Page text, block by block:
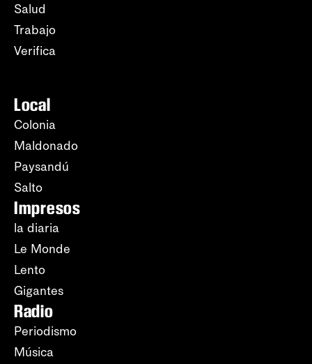
Salud
Trabajo
Verifica
Local
Colonia
Maldonado
Paysandú
Salto
Impresos
la diaria
Le Monde
Lento
Gigantes
Radio
Periodismo
Música